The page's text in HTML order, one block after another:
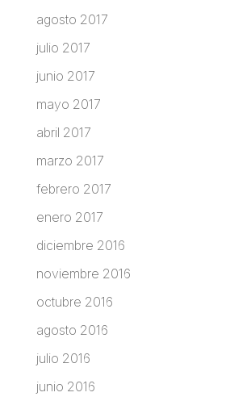
agosto 2017
julio 2017
junio 2017
mayo 2017
abril 2017
marzo 2017
febrero 2017
enero 2017
diciembre 2016
noviembre 2016
octubre 2016
agosto 2016
julio 2016
junio 2016